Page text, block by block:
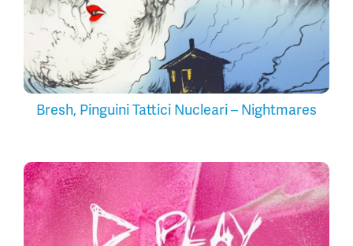
Bresh, Pinguini Tattici Nucleari – Nightmares